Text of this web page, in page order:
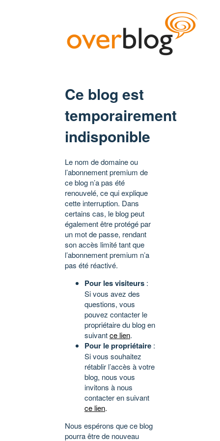
Ce blog est
temporairement
indisponible
Le nom de domaine ou
l’abonnement premium de
ce blog n’a pas été
renouvelé, ce qui explique
cette interruption. Dans
certains cas, le blog peut
également être protégé par
un mot de passe, rendant
son accès limité tant que
l’abonnement premium n’a
pas été réactivé.
Pour les visiteurs :
Si vous avez des
questions, vous
pouvez contacter le
propriétaire du blog en
suivantce lien.
Pour le propriétaire :
Si vous souhaitez
rétablir l’accès à votre
blog, nous vous
invitons à nous
contacter en suivant
ce lien.
Nous espérons que ce blog
pourra être de nouveau